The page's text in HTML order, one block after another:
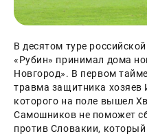
В десятом туре
«Рубин» принимал дома
Новгород». В первом
травма защитника
которого на поле вышел
Самошников не поможет
против Словакии, который